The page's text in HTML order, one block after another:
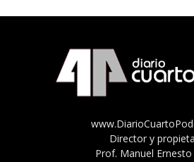
Director y
Prof. Manuel Ernesto